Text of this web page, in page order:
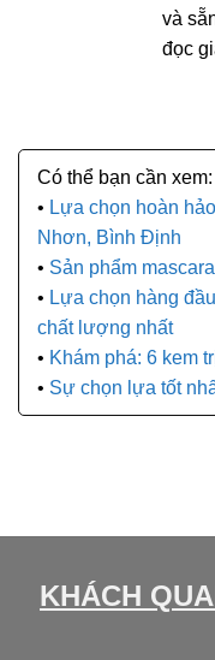
và
đọc
Lựa chọn hoàn
Nhơn, Bình Định
Sản phẩm
Lựa chọn hàng
chất lượng nhất
Khám phá: 6 kem
Sự chọn lựa tốt
KHÁCH